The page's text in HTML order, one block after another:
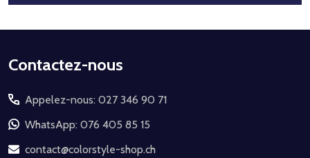
Début
pied
de
page
Contactez-nous
Appelez-nous: 027 346 90 71
WhatsApp: 076 405 85 15
contact@colorstyle-shop.ch